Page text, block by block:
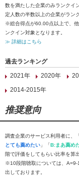
数を満たした企業のみランクイ
定人数の半数以上の企業がラン
※総合得点が60.00点以上で、
ンクイン対象となります。
≫ 詳細はこちら
過去ランキング
2021年
2020年
2014-2015年
推奨意向
調査企業のサービス利用者に、
とても薦めたい 」「B:まあ薦め
階で評価をしてもらい比率を算
※10段階聴取については、A=9-
出しております。